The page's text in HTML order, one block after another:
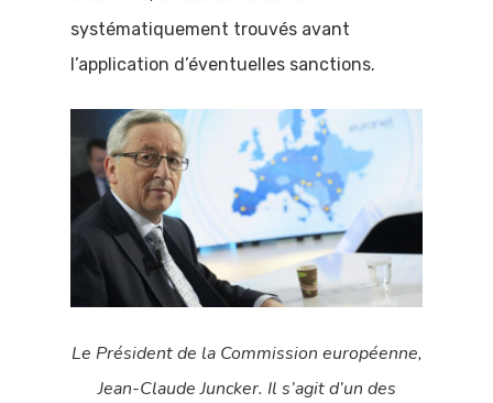
systématiquement trouvés avant
l’application d’éventuelles sanctions.
Le Président de la Commission européenne,
Jean-Claude Juncker. Il s’agit d’un des